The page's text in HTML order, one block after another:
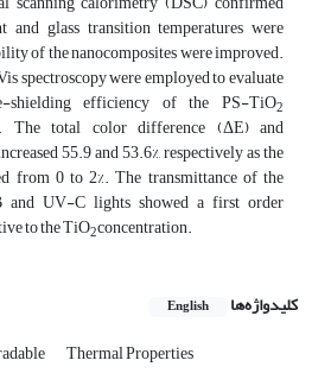
glass transition temperatures were
of the nanocomposites were improved.
spectroscopy were employed to evaluate
efficiency of the PS-TiO2
The total color difference (ΔE) and
55.9 and 53.6%, respectively as the
from 0 to 2%. The transmittance of the
UV-C lights showed a first order
to the TiO2concentration.
کلیدواژه‌ها English
Thermal Properties